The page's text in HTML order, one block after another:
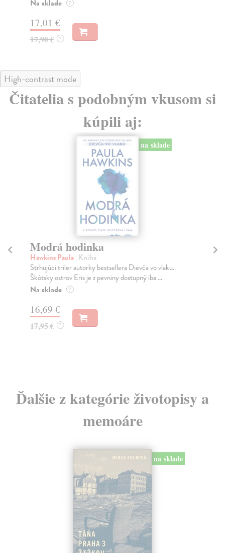
Na sklade ?
17,01 €
17,90 € ?
High-contrast mode
Čitatelia s podobným vkusom si
kúpili aj:
na sklade
Modrá hodinka
Hawkins Paula| Kniha
Strhujúci triler autorky bestsellera Dievča vo vlaku.
Škótsky ostrov Eris je z pevniny dostupný iba ...
Na sklade ?
16,69 €
17,95 € ?
Ďalšie z kategórie životopisy a
memoáre
na sklade